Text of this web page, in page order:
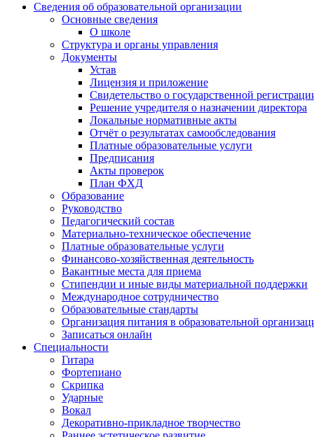
Сведения об образовательной организации
Основные сведения
О школе
Структура и органы управления
Документы
Устав
Лицензия и приложение
Свидетельство о государственной
Решение учредителя о назначении директора
Локальные нормативные акты
Отчёт о результатах самообследования
Платные образовательные услуги
Предписания
Акты проверок
План ФХД
Образование
Руководство
Педагогический состав
Материально-техническое обеспечение
Платные образовательные услуги
Финансово-хозяйственная деятельность
Вакантные места для приема
Стипендии и иные виды материальной поддержки
Международное сотрудничество
Образовательные стандарты
Организация питания в образовательной
Записаться онлайн
Специальности
Гитара
Фортепиано
Скрипка
Ударные
Вокал
Декоративно-прикладное творчество